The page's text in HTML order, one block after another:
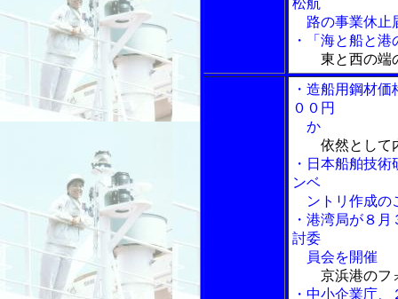
松航
路の事業休止
・「海と船と
東と西の
・造船用鋼材
００円
か
依然として
・日本船舶技
ンベ
ントリ作成の
・港湾局が８
討委
員会を開催
京浜港のフ
・中小企業庁